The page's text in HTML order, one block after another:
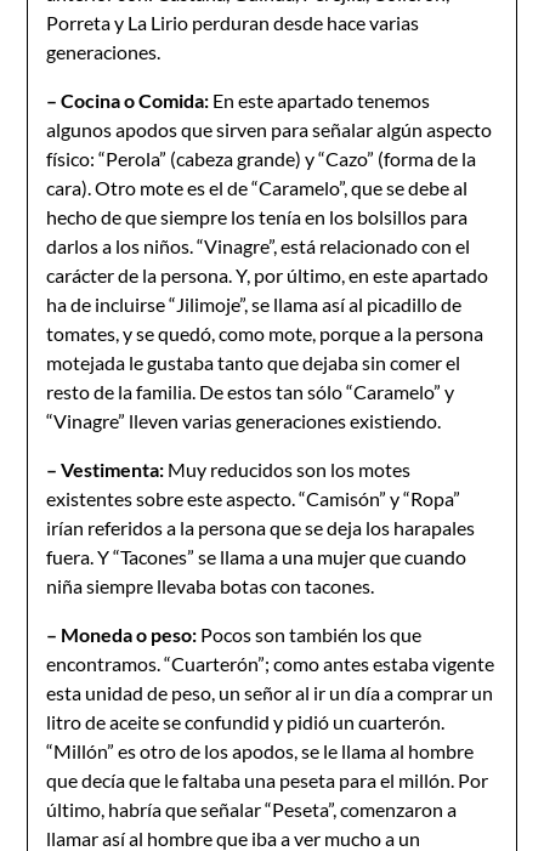
Porreta y La Lirio perduran desde hace varias
generaciones.
– Cocina o Comida: En este apartado tenemos
algunos apodos que sirven para señalar algún aspecto
físico: “Perola” (cabeza grande) y “Cazo” (forma de la
cara). Otro mote es el de “Caramelo”, que se debe al
hecho de que siempre los tenía en los bolsillos para
darlos a los niños. “Vinagre”, está relacionado con el
carácter de la persona. Y, por último, en este apartado
ha de incluirse “Jilimoje”, se llama así al picadillo de
tomates, y se quedó, como mote, porque a la persona
motejada le gustaba tanto que dejaba sin comer el
resto de la familia. De estos tan sólo “Caramelo” y
“Vinagre” lleven varias generaciones existiendo.
– Vestimenta: Muy reducidos son los motes
existentes sobre este aspecto. “Camisón” y “Ropa”
irían referidos a la persona que se deja los harapales
fuera. Y “Tacones” se llama a una mujer que cuando
niña siempre llevaba botas con tacones.
– Moneda o peso: Pocos son también los que
encontramos. “Cuarterón”; como antes estaba vigente
esta unidad de peso, un señor al ir un día a comprar un
litro de aceite se confundid y pidió un cuarterón.
“Millón” es otro de los apodos, se le llama al hombre
que decía que le faltaba una peseta para el millón. Por
último, habría que señalar “Peseta”, comenzaron a
llamar así al hombre que iba a ver mucho a un